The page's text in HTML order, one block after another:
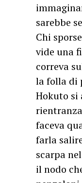
sarebbe
Chi
vide una
correva
la folla di
Hokuto si
faceva
farla
scarpa
il nodo